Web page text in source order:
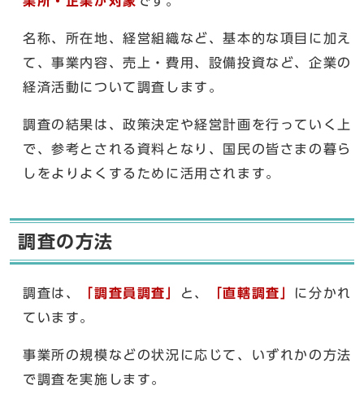
名称、所在地、経営組織など、基本的な項目に加え
て、事業内容、売上・費用、設備投資など、企業の
経済活動について調査します。
調査の結果は、政策決定や経営計画を行っていく上
で、参考とされる資料となり、国民の皆さまの暮ら
しをよりよくするために活用されます。
調査の方法
調査は、 「調査員調査」 と、 「直轄調査」 に分かれ
ています。
事業所の規模などの状況に応じて、いずれかの方法
で調査を実施します。